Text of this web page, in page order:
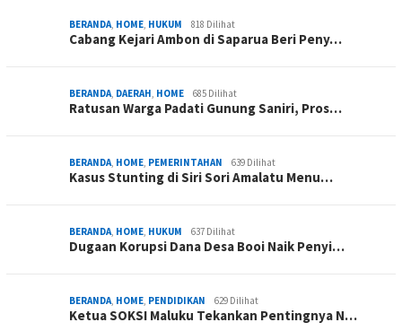
BERANDA, HOME, HUKUM 818 Dilihat
Cabang Kejari Ambon di Saparua Beri Peny…
BERANDA, DAERAH, HOME 685 Dilihat
Ratusan Warga Padati Gunung Saniri, Pros…
BERANDA, HOME, PEMERINTAHAN 639 Dilihat
Kasus Stunting di Siri Sori Amalatu Menu…
BERANDA, HOME, HUKUM 637 Dilihat
Dugaan Korupsi Dana Desa Booi Naik Penyi…
BERANDA, HOME, PENDIDIKAN 629 Dilihat
Ketua SOKSI Maluku Tekankan Pentingnya N…